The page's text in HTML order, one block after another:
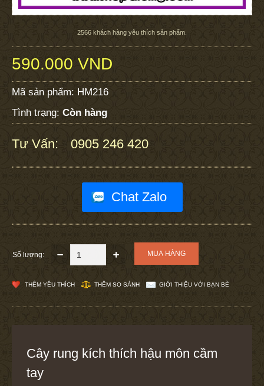
2566 khách hàng yêu thích sản phẩm.
590.000 VND
Mã sản phẩm: HM216
Tình trạng: Còn hàng
Tư Vấn: 0905 246 420
Chat Zalo
Số lượng:
THÊM YÊU THÍCH THÊM SO SÁNH GIỚI THIỆU VỚI BẠN BÈ
Cây rung kích thích hậu môn cầm
tay